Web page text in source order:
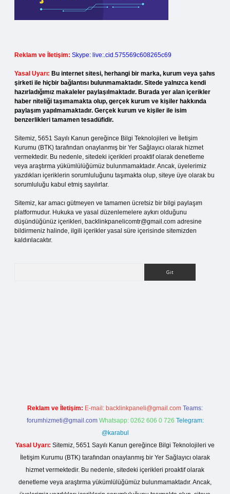
Reklam ve İletişim: Skype: live:.cid.575569c608265c69
Yasal Uyarı: Bu internet sitesi, herhangi bir marka, kurum veya şahıs
şirketi ile hiçbir bağlantısı bulunmamaktadır. Sitede yalnızca kendi
hazırladığımız makaleler paylaşılmaktadır. Burada yer alan içerikler
haber niteliği taşımamakta olup, gerçek kurum ve kişiler hakkında
paylaşım yapılmamaktadır. Gerçek kurum ve kişiler ile isim
benzerlikleri tamamen tesadüfidir.
Sitemiz, 5651 Sayılı Kanun gereğince Bilgi Teknolojileri ve İletişim
Kurumu (BTK) tarafından onaylanmış bir Yer Sağlayıcı olarak hizmet
vermektedir. Bu nedenle, sitedeki içerikleri proaktif olarak denetleme
veya araştırma yükümlülüğümüz bulunmamaktadır. Ancak, üyelerimiz
yazdıkları içeriklerin sorumluluğunu taşımakta olup, siteye üye olarak bu
sorumluluğu kabul etmiş sayılırlar.
Sitemiz, kar amacı gütmeyen ve tamamen ücretsiz bir bilgi paylaşım
platformudur. Hukuka ve yasal düzenlemelere aykırı olduğunu
düşündüğünüz içerikleri, backlinkpanelicomtr@gmail.com adresine
bildirmeniz halinde, ilgili içerikler yasal süre içerisinde sitemizden
kaldırılacaktır.
Reklam ve İletişim: E-mail: backlinkpaneli@gmail.com Teams:
forumhizmeti@gmail.com Whatsapp: 0262 606 0 726 Telegram:
@karabul
Yasal Uyarı: Sitemiz, 5651 Sayılı Kanun gereğince Bilgi Teknolojileri ve
İletişim Kurumu (BTK) tarafından onaylanmış bir Yer Sağlayıcı olarak
hizmet vermektedir. Bu nedenle, sitedeki içerikleri proaktif olarak
denetleme veya araştırma yükümlülüğümüz bulunmamaktadır. Ancak,